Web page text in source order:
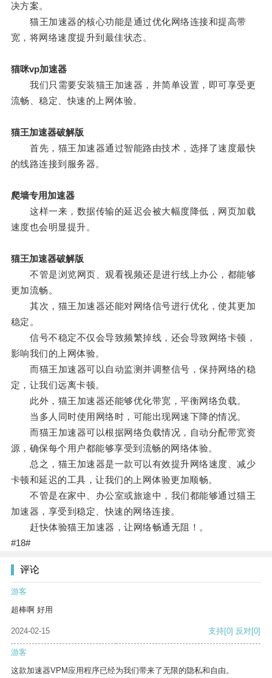
决方案。
猫王加速器的核心功能是通过优化网络连接和提高带
宽，将网络速度提升到最佳状态。
猫咪vp加速器
我们只需要安装猫王加速器，并简单设置，即可享受更
流畅、稳定、快速的上网体验。
猫王加速器破解版
首先，猫王加速器通过智能路由技术，选择了速度最快
的线路连接到服务器。
爬墙专用加速器
这样一来，数据传输的延迟会被大幅度降低，网页加载
速度也会明显提升。
猫王加速器破解版
不管是浏览网页、观看视频还是进行线上办公，都能够
更加流畅。
其次，猫王加速器还能对网络信号进行优化，使其更加
稳定。
信号不稳定不仅会导致频繁掉线，还会导致网络卡顿，
影响我们的上网体验。
而猫王加速器可以自动监测并调整信号，保持网络的稳
定，让我们远离卡顿。
此外，猫王加速器还能够优化带宽，平衡网络负载。
当多人同时使用网络时，可能出现网速下降的情况。
而猫王加速器可以根据网络负载情况，自动分配带宽资
源，确保每个用户都能够享受到流畅的网络体验。
总之，猫王加速器是一款可以有效提升网络速度、减少
卡顿和延迟的工具，让我们的上网体验更加顺畅。
不管是在家中、办公室或旅途中，我们都能够通过猫王
加速器，享受到稳定、快速的网络连接。
赶快体验猫王加速器，让网络畅通无阻！。
#18#
评论
游客
超棒啊 好用
2024-02-15 支持[0] 反对[0]
游客
这款加速器VPM应用程序已经为我们带来了无限的隐私和自由。